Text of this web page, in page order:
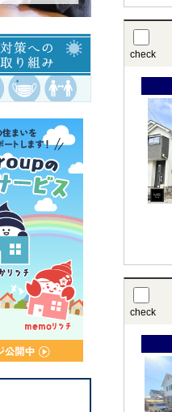
check
check